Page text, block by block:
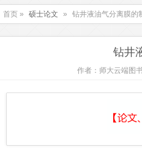
首页 » 硕士论文 » 钻井液油气分离膜的
钻井
作者：师大云端图